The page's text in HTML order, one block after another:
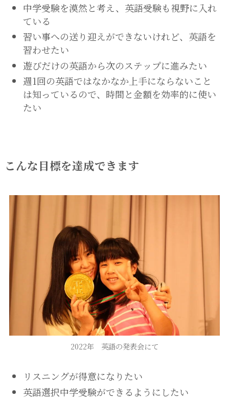
中学受験を漠然と考え、英語受験も視野に入れ
ている
習い事への送り迎えができないけれど、英語を
習わせたい
遊びだけの英語から次のステップに進みたい
週1回の英語ではなかなか上手にならないこと
は知っているので、時間と金額を効率的に使い
たい
こんな目標を達成できます
2022年 英語の発表会にて
リスニングが得意になりたい
英語選択中学受験ができるようにしたい